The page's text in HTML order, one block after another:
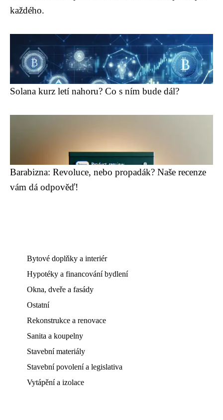
každého.
Solana kurz letí nahoru? Co s ním bude dál?
Barabizna: Revoluce, nebo propadák? Naše recenze
vám dá odpověď!
Bytové doplňky a interiér
Hypotéky a financování bydlení
Okna, dveře a fasády
Ostatní
Rekonstrukce a renovace
Sanita a koupelny
Stavební materiály
Stavební povolení a legislativa
Vytápění a izolace